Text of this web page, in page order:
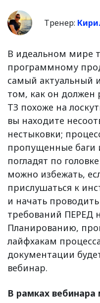
Тренер:
В идеальном мире
программному
самый актуальный
том, как он должен
ТЗ похоже на
вы находите
нестыковки;
пропущенные баги
погладят по
можно избежать,
прислушаться к
и начать
требований ПЕРЕД
Планированию,
лайфхакам
документации
вебинар.
В рамках